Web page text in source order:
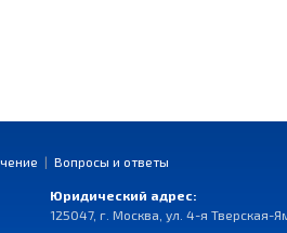
| Вопросы и ответы
Юридический адрес:
125047, г. Москва, ул. 4-я Тверская-